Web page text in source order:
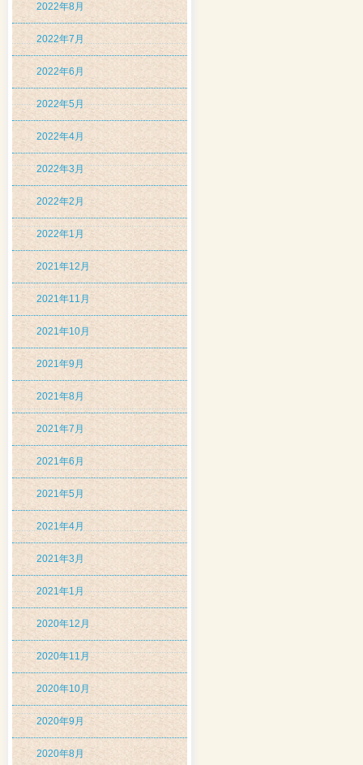
2022年8月
2022年7月
2022年6月
2022年5月
2022年4月
2022年3月
2022年2月
2022年1月
2021年12月
2021年11月
2021年10月
2021年9月
2021年8月
2021年7月
2021年6月
2021年5月
2021年4月
2021年3月
2021年1月
2020年12月
2020年11月
2020年10月
2020年9月
2020年8月